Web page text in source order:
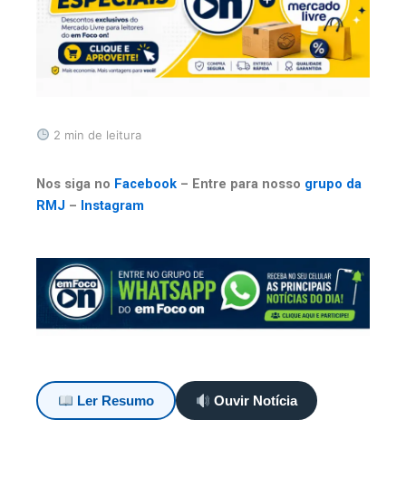
2 min de leitura
Nos siga no Facebook – Entre para nosso grupo da
RMJ – Instagram
Ler Resumo Ouvir Notícia